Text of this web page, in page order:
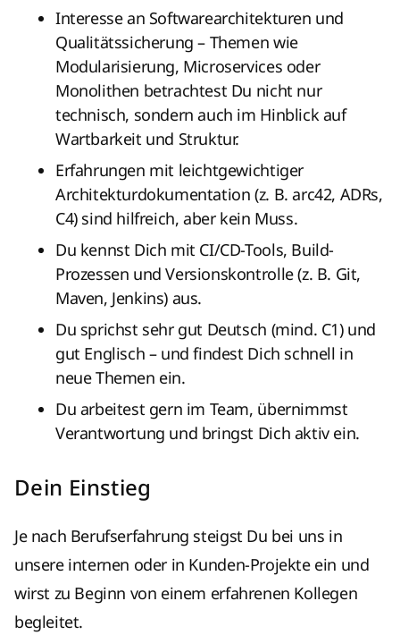
Interesse an Softwarearchitekturen und
Qualitätssicherung – Themen wie
Modularisierung, Microservices oder
Monolithen betrachtest Du nicht nur
technisch, sondern auch im Hinblick auf
Wartbarkeit und Struktur.
Erfahrungen mit leichtgewichtiger
Architekturdokumentation (z. B. arc42, ADRs,
C4) sind hilfreich, aber kein Muss.
Du kennst Dich mit CI/CD-Tools, Build-
Prozessen und Versionskontrolle (z. B. Git,
Maven, Jenkins) aus.
Du sprichst sehr gut Deutsch (mind. C1) und
gut Englisch – und findest Dich schnell in
neue Themen ein.
Du arbeitest gern im Team, übernimmst
Verantwortung und bringst Dich aktiv ein.
Dein Einstieg
Je nach Berufserfahrung steigst Du bei uns in
unsere internen oder in Kunden-Projekte ein und
wirst zu Beginn von einem erfahrenen Kollegen
begleitet.